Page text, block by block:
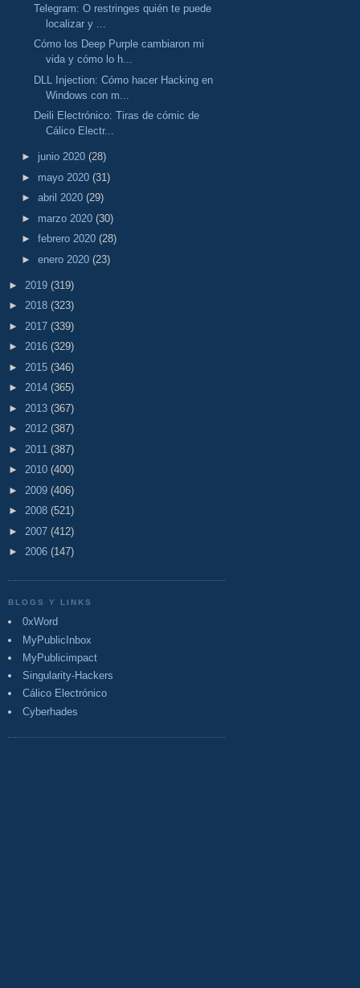
Telegram: O restringes quién te puede
localizar y ...
Cómo los Deep Purple cambiaron mi
vida y cómo lo h...
DLL Injection: Cómo hacer Hacking en
Windows con m...
Deili Electrónico: Tiras de cómic de
Cálico Electr...
► junio 2020 (28)
► mayo 2020 (31)
► abril 2020 (29)
► marzo 2020 (30)
► febrero 2020 (28)
► enero 2020 (23)
► 2019 (319)
► 2018 (323)
► 2017 (339)
► 2016 (329)
► 2015 (346)
► 2014 (365)
► 2013 (367)
► 2012 (387)
► 2011 (387)
► 2010 (400)
► 2009 (406)
► 2008 (521)
► 2007 (412)
► 2006 (147)
BLOGS Y LINKS
0xWord
MyPublicInbox
MyPublicimpact
Singularity-Hackers
Cálico Electrónico
Cyberhades